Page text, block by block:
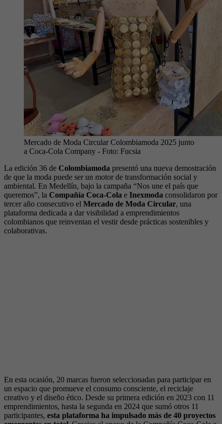
Mercado de Moda Circular Colombiamoda 2025 junto
a Coca-Cola Company - Foto: Fucsia
La edición 36 de Colombiamoda presentó una nueva demostración
de que la moda puede ser un motor de transformación social y
ambiental. En Medellín, bajo la campaña “Nos une el país que
queremos”, la Compañía Coca‑Cola e Inexmoda consolidaron por
tercer año consecutivo el Mercado de Moda Circular, una
plataforma dedicada a dar visibilidad a emprendimientos
colombianos que reinventan el vestir desde prácticas sostenibles y
colaborativas.
En esta ocasión, 20 marcas fueron seleccionadas para participar en
un espacio que promueve el consumo consciente, el reciclaje
creativo y el diseño ético. Desde su primera edición en 2023 con 11
emprendimientos, hasta la segunda en 2024 que sumó otros 11
participantes, esta plataforma ha impulsado más de 40 proyectos